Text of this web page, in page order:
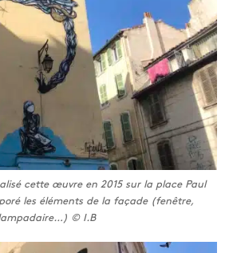
cette œuvre en 2015 sur la place Paul
les éléments de la façade (fenêtre,
© I.B